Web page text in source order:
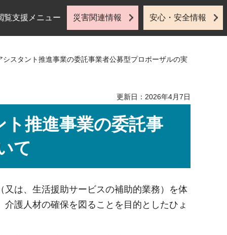
覧支援メニュー 災害関連情報 安心・安全情報
スタント推進事業の委託事業者公募型プロポーザルの実
更新日：2026年4月7日
推進事業の委託事
て
は、生活援助サービスの補助的業務）を体
護人材の確保を図ることを目的としたひょ